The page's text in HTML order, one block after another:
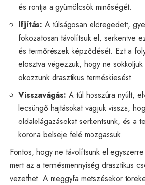
és rontja a gyümölcsök minőségét.
Ifjítás: A túlságosan elöregedett,
fokozatosan távolítsuk el, serkentve
és termőrészek képződését. Ezt a
elosztva végezzük, hogy ne
okozzunk drasztikus terméskiesést.
Visszavágás: A túl hosszúra nyúlt,
lecsüngő hajtásokat vágjuk vissza,
oldalelágazásokat serkentsünk, és a
korona belseje felé mozgassuk.
Fontos, hogy ne távolítsunk el
mert az a termésmennyiség drasztikus
vezethet. A meggyfa metszésekor